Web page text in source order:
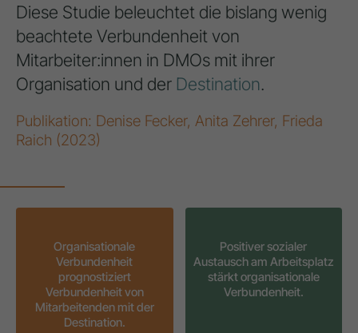
Diese Studie beleuchtet die bislang wenig
beachtete Verbundenheit von
Mitarbeiter:innen in DMOs mit ihrer
Organisation und der Destination.
Publikation: Denise Fecker, Anita Zehrer, Frieda
Raich (2023)
Organisationale
Verbundenheit
prognostiziert
Verbundenheit von
Mitarbeitenden mit der
Destination.
Positiver sozialer
Austausch am Arbeitsplatz
stärkt organisationale
Verbundenheit.